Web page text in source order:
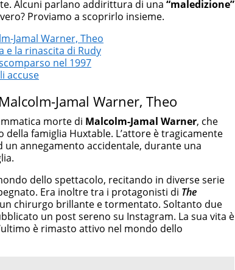
Alcuni parlano addirittura di una “maledizione”
Proviamo a scoprirlo insieme.
Jamal Warner, Theo
e la rinascita di Rudy
nel 1997
accuse
Jamal Warner, Theo
morte di Malcolm-Jamal Warner, che
famiglia Huxtable. L’attore è tragicamente
un annegamento accidentale, durante una
dello spettacolo, recitando in diverse serie
Era inoltre tra i protagonisti di The
chirurgo brillante e tormentato. Soltanto due
un post sereno su Instagram. La sua vita è
è rimasto attivo nel mondo dello